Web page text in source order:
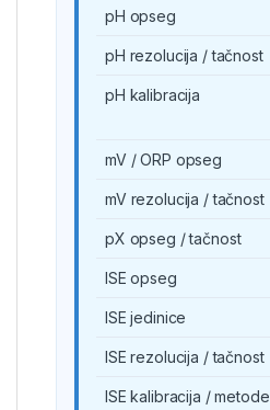
pH opseg
pH rezolucija / tačnost
pH kalibracija
mV / ORP opseg
mV rezolucija / tačnost
pX opseg / tačnost
ISE opseg
ISE jedinice
ISE rezolucija / tačnost
ISE kalibracija / metode